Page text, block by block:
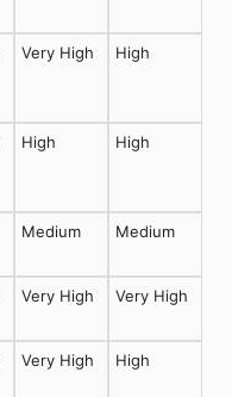
Very High High
High High
Medium Medium
Very High Very High
Very High High